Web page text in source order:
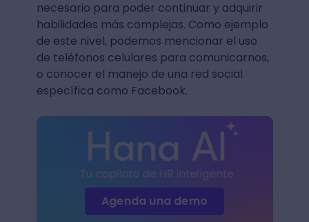
necesario para poder continuar y adquirir
habilidades más complejas. Como ejemplo
de este nivel, podemos mencionar el uso
de teléfonos celulares para comunicarnos,
o conocer el manejo de una red social
específica como Facebook.
Agenda una demo